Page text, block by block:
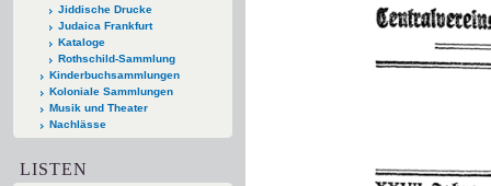
Jiddische Drucke
Judaica Frankfurt
Kataloge
Rothschild-Sammlung
Kinderbuchsammlungen
Koloniale Sammlungen
Musik und Theater
Nachlässe
LISTEN